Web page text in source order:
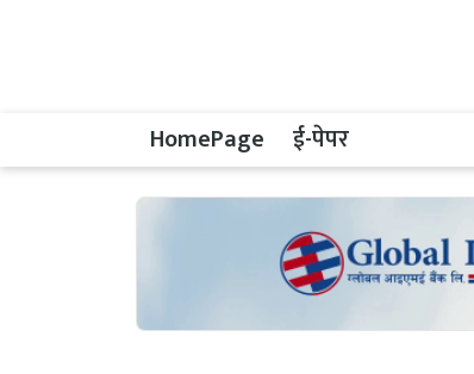
HomePage ई-पेपर